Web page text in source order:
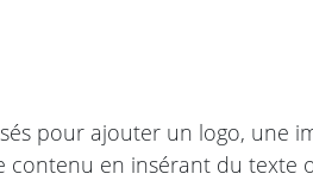
pour ajouter un logo, une
en insérant du texte